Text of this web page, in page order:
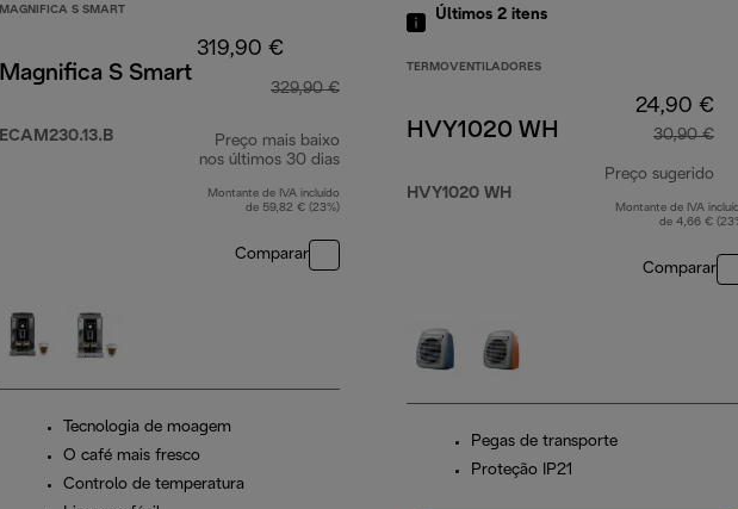
MAGNIFICA S SMART
Magnifica S Smart
ECAM230.13.B
319,90 €
329,90 €
Preço mais baixo
nos últimos 30 dias
Montante de IVA incluído
de 59,82 € (23%)
Comparar
Tecnologia de moagem
O café mais fresco
Controlo de temperatura
Últimos 2 itens
TERMOVENTILADORES
HVY1020 WH
HVY1020 WH
24,90 €
30,90 €
Preço sugerido
Montante de IVA
de 4,66 €
Comparar
Pegas de transporte
Proteção IP21